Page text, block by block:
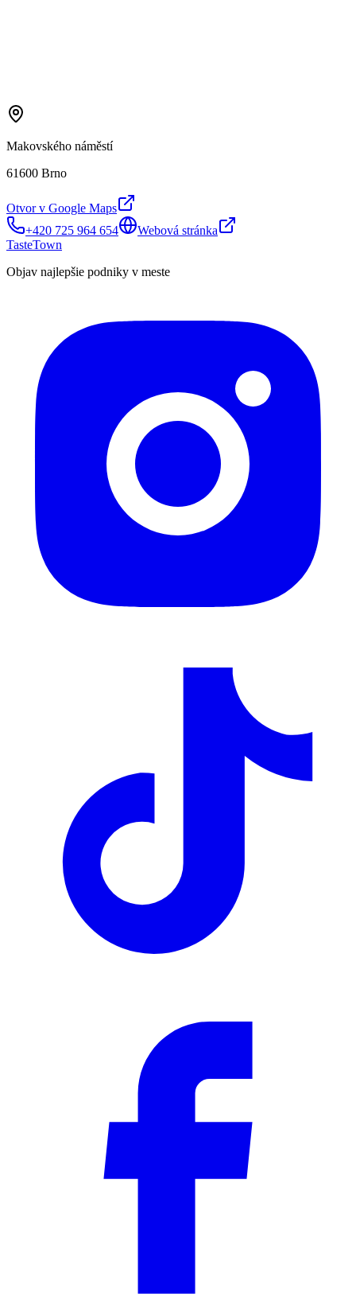
Makovského náměstí
61600 Brno
Otvor v Google Maps
+420 725 964 654
Webová stránka
TasteTown
Objav najlepšie podniky v meste